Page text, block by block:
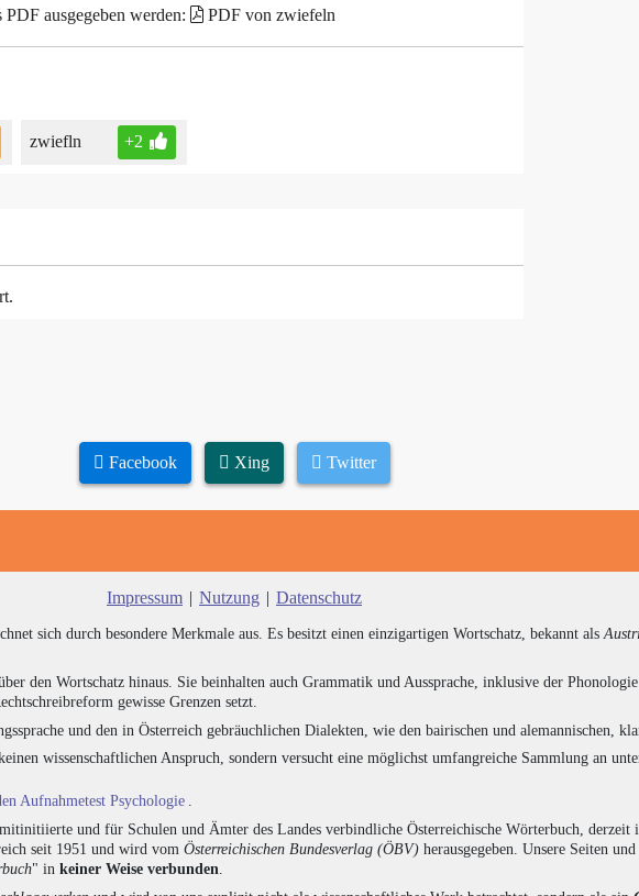
ausgegeben werden: PDF von zwiefeln
zwiefln +2
Facebook Xing Twitter
Impressum | Nutzung | Datenschutz
sich durch besondere Merkmale aus. Es besitzt einen einzigartigen Wortschatz, bekannt als
den Wortschatz hinaus. Sie beinhalten auch Grammatik und Aussprache, inklusive der
gewisse Grenzen setzt.
und den in Österreich gebräuchlichen Dialekten, wie den bairischen und alemannischen,
wissenschaftlichen Anspruch, sondern versucht eine möglichst umfangreiche Sammlung an
Aufnahmetest Psychologie .
und für Schulen und Ämter des Landes verbindliche Österreichische Wörterbuch, derzeit
seit 1951 und wird vom Österreichischen Bundesverlag (ÖBV) herausgegeben. Unsere Seiten
" in keiner Weise verbunden.